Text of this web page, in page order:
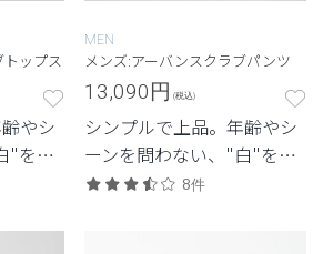
ップス
やシ
"を追
モデ
MEN
メンズ:アーバンスクラブパンツ
13,090円 (税込)
シンプルで上品。年齢やシ
ーンを問わない、"白"を追
求したクラシコの定番モデ
8件